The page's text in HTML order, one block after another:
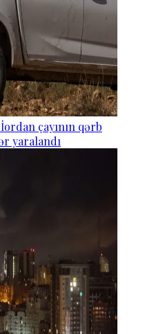
çayının qərb
yaralandı